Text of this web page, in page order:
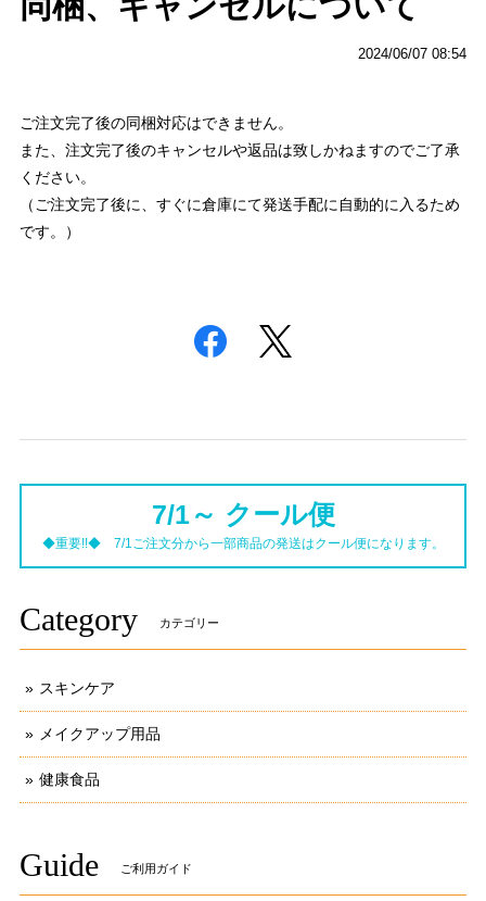
2024/06/07 08:54
ご注文完了後の同梱対応はできません。
また、注文完了後のキャンセルや返品は致しかねますのでご了承
ください。
（ご注文完了後に、すぐに倉庫にて発送手配に自動的に入るため
です。）
7/1～ クール便
◆重要!!◆ 7/1ご注文分から一部商品の発送はクール便になります。
Category カテゴリー
スキンケア
メイクアップ用品
健康食品
Guide ご利用ガイド